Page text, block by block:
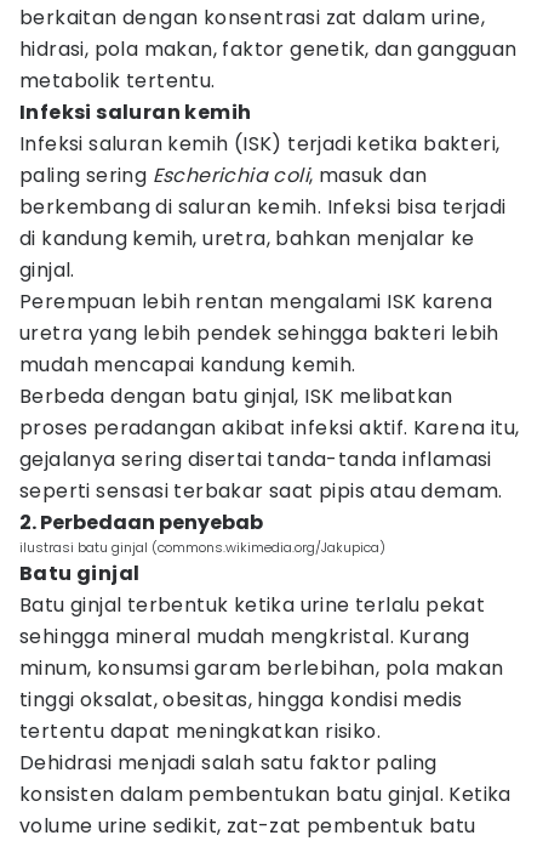
berkaitan dengan konsentrasi zat dalam urine,
hidrasi, pola makan, faktor genetik, dan gangguan
metabolik tertentu.
Infeksi saluran kemih
Infeksi saluran kemih (ISK) terjadi ketika bakteri,
paling sering Escherichia coli, masuk dan
berkembang di saluran kemih. Infeksi bisa terjadi
di kandung kemih, uretra, bahkan menjalar ke
ginjal.
Perempuan lebih rentan mengalami ISK karena
uretra yang lebih pendek sehingga bakteri lebih
mudah mencapai kandung kemih.
Berbeda dengan batu ginjal, ISK melibatkan
proses peradangan akibat infeksi aktif. Karena itu,
gejalanya sering disertai tanda-tanda inflamasi
seperti sensasi terbakar saat pipis atau demam.
2. Perbedaan penyebab
ilustrasi batu ginjal (commons.wikimedia.org/Jakupica)
Batu ginjal
Batu ginjal terbentuk ketika urine terlalu pekat
sehingga mineral mudah mengkristal. Kurang
minum, konsumsi garam berlebihan, pola makan
tinggi oksalat, obesitas, hingga kondisi medis
tertentu dapat meningkatkan risiko.
Dehidrasi menjadi salah satu faktor paling
konsisten dalam pembentukan batu ginjal. Ketika
volume urine sedikit, zat-zat pembentuk batu